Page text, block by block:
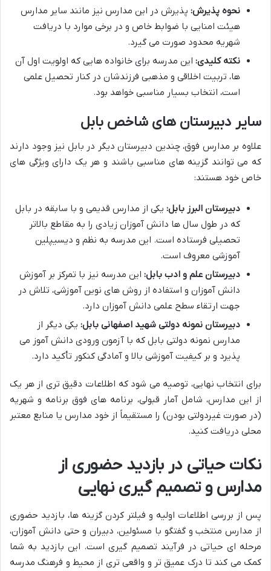
نحوه پذیرش: پذیرش در این مدارس نیز مانند سایر مدارس
هیئت امنایی با ضوابط خاص و در برخی موارد با دریافت
شهریه محدود صورت می گیرد.
نکته کلیدی: این مدرسه برای خانواده هایی که اولویت اول آن
ها، تربیت اخلاقی و مذهبی فرزندشان در کنار تحصیل علمی
است، انتخاب بسیار مناسبی خواهد بود.
سایر دبیرستان های شاخص بابل
علاوه بر مدارس فوق، چندین دبیرستان دیگر در بابل نیز وجود دارند
که می توانند گزینه های مناسبی باشند و هر یک دارای ویژگی های
خاص خود هستند:
دبیرستان البرز بابل: یکی از مدارس قدیمی و با سابقه در بابل
که در طول سال ها دانش آموزان زیادی را به مقاطع بالاتر
تحصیلی فرستاده است. این مدرسه به نظم و دیسیپلین
آموزشی معروف است.
دبیرستان علم و ادب بابل: این مدرسه نیز با تمرکز بر آموزش
دانش آموزان و استفاده از روش های نوین آموزشی، تلاش در
جهت ارتقاء سطح علمی دانش آموزان دارد.
دبیرستان نمونه دولتی شهید اصفهانی بابل: یکی دیگر از
مدارس نمونه دولتی بابل که با آزمون ورودی دانش آموز می
پذیرد و بر کیفیت آموزشی بالا و آمادگی کنکور تأکید دارد.
برای انتخاب نهایی، توصیه می شود که اطلاعات دقیق تری از هر یک
از این مدارس، شامل آمار قبولی، برنامه های فوق برنامه و شهریه
(در صورت غیردولتی بودن) را مستقیماً از خود مدارس یا منابع معتبر
محلی دریافت کنید.
نکات حیاتی در بازدید حضوری از
مدارس و تصمیم گیری نهایی
پس از بررسی اطلاعات اولیه و فیلتر کردن گزینه ها، بازدید حضوری
از مدارس منتخب و گفتگو با مسئولین، دبیران و حتی دانش آموزان،
مرحله ای حیاتی در فرآیند تصمیم گیری است. این بازدید به شما
کمک می کند تا درک عمیق تر و واقعی تری از محیط و فرهنگ مدرسه